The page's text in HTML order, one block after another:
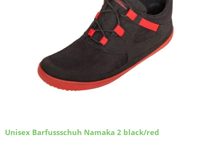
Unisex Barfussschuh Namaka 2 black/red